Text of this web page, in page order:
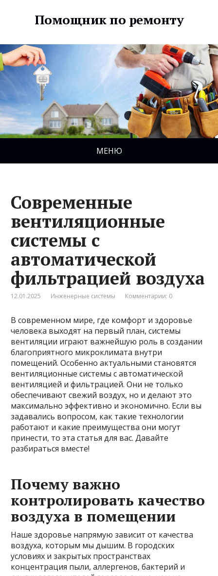
Помощник по ремонту
МЕНЮ
Современные
вентиляционные
системы с
автоматической
фильтрацией воздуха
12.01.2025 Инженерные системы Комментарии: 0
В современном мире, где комфорт и здоровье
человека выходят на первый план, системы
вентиляции играют важнейшую роль в создании
благоприятного микроклимата внутри
помещений. Особенно актуальными становятся
вентиляционные системы с автоматической
вентиляцией и фильтрацией. Они не только
обеспечивают свежий воздух, но и делают это
максимально эффективно и экономично. Если вы
задавались вопросом, как такие технологии
работают и какие преимущества они могут
принести, то эта статья для вас. Давайте
разбираться вместе!
Почему важно
контролировать качество
воздуха в помещении
Наше здоровье напрямую зависит от качества
воздуха, которым мы дышим. В городских
условиях и закрытых пространствах
концентрация пыли, аллергенов, бактерий и